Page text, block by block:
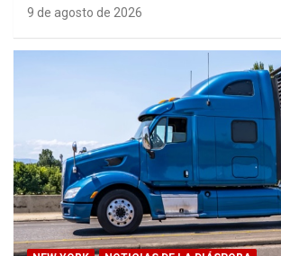
9 de agosto de 2026